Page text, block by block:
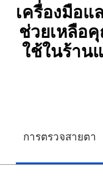
เครื่องมือแ
ช่วยเหลือ
ใช้ในร้าน
การตรวจสายตา